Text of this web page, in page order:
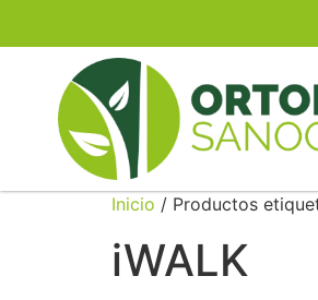
Inicio / Productos
iWALK